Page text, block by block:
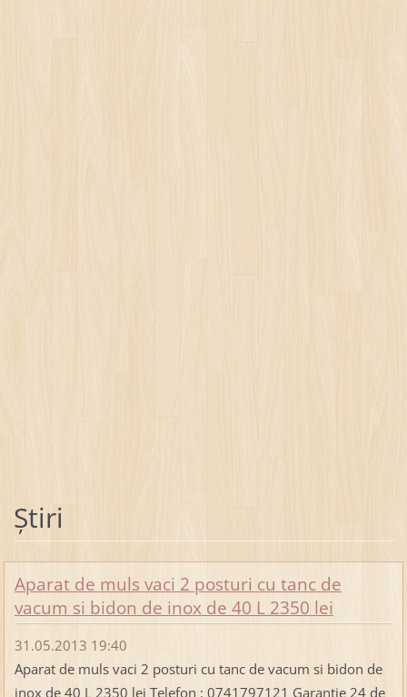
Ştiri
Aparat de muls vaci 2 posturi cu tanc de
vacum si bidon de inox de 40 L 2350 lei
31.05.2013 19:40
Aparat de muls vaci 2 posturi cu tanc de vacum si bidon de
inox de 40 L 2350 lei Telefon : 0741797121 Garantie 24 de